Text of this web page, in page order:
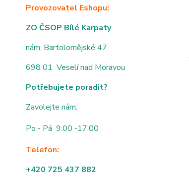
Provozovatel Eshopu:
ZO ČSOP Bílé Karpaty
nám. Bartolomějské 47
698 01 Veselí nad Moravou
Potřebujete poradit?
Zavolejte nám:
Po - Pá 9:00 -17:00
Telefon:
+420 725 437 882